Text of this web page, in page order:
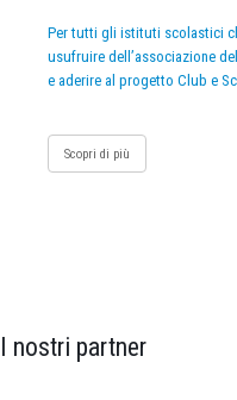
Per tutti gli istituti scolastici
usufruire dell’associazione
e aderire al progetto Club e
Scopri di più
I nostri partner